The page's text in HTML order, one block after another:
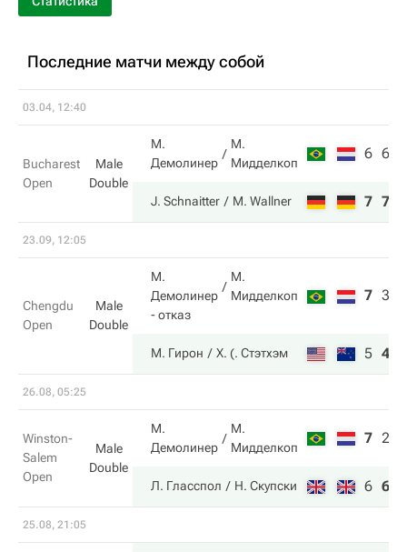
Последние матчи между собой
03.04, 12:40
Bucharest
Open
Male
Double
М.
Демолинер
М.
Мидделкоп
6 6
J. Schnaitter M. Wallner 7 7
23.09, 12:05
Chengdu
Open
Male
Double
М.
Демолинер
М.
Мидделкоп
- отказ
7 3
М. Гирон Х. (. Стэтхэм 5 4
26.08, 05:25
Winston-
Salem
Open
Male
Double
М.
Демолинер
М.
Мидделкоп
7 2
Л. Гласспол Н. Скупски 6 6
25.08, 21:05